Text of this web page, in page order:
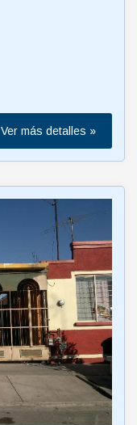
Ver más detalles »